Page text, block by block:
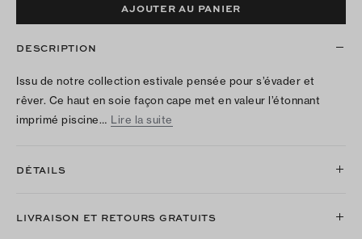
AJOUTER AU PANIER
DESCRIPTION
Issu de notre collection estivale pensée pour s’évader et
rêver. Ce haut en soie façon cape met en valeur l’étonnant
imprimé piscine… Lire la suite
DÉTAILS
LIVRAISON ET RETOURS GRATUITS